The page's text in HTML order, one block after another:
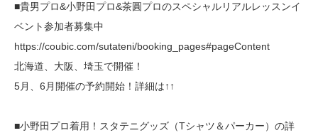
■貴男プロ&小野田プロ&茶圓プロのスペシャルリアルレッスンイ
ベント参加者募集中
https://coubic.com/sutateni/booking_pages#pageContent
北海道、大阪、埼玉で開催！
5月、6月開催の予約開始！詳細は↑↑
■小野田プロ着用！スタテニグッズ（Tシャツ＆パーカー）の詳